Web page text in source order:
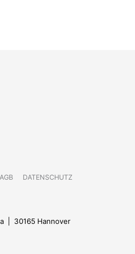
AGB DATENSCHUTZ
| 30165 Hannover